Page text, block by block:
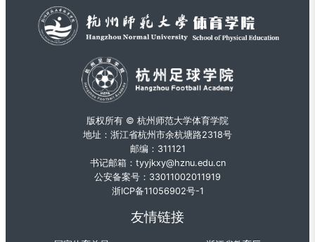
版权所有 © 杭州师范大学体育学院
地址：浙江省杭州市余杭塘路2318号
邮编：311121
书记邮箱：tyyjkxy@hznu.edu.cn
公安备案号：33011002011919
浙ICP备11056902号-1
友情链接